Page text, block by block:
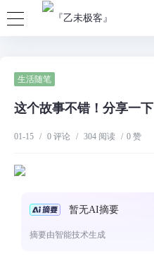
生活随笔
这个故事不错！分享一下
01-15 / 0 评论 / 304 阅读 / 0 赞
暂无AI摘要
摘要由智能技术生成